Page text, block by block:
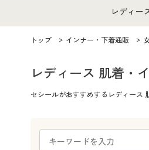
レディー
レディー
レディー
女性下着
トップ インナー・下着通販
レディース 肌着・
セシールがおすすめするレディース